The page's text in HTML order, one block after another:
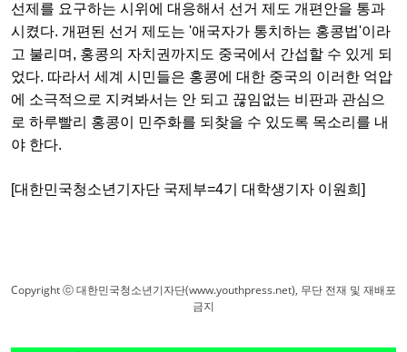
선제를 요구하는 시위에 대응해서 선거 제도 개편안을 통과
시켰다. 개편된 선거 제도는 '애국자가 통치하는 홍콩법'이라
고 불리며, 홍콩의 자치권까지도 중국에서 간섭할 수 있게 되
었다. 따라서 세계 시민들은 홍콩에 대한 중국의 이러한 억압
에 소극적으로 지켜봐서는 안 되고 끊임없는 비판과 관심으
로 하루빨리 홍콩이 민주화를 되찾을 수 있도록 목소리를 내
야 한다.
[대한민국청소년기자단 국제부=4기 대학생기자 이원희]
Copyright ⓒ 대한민국청소년기자단(www.youthpress.net), 무단 전재 및 재배포
금지